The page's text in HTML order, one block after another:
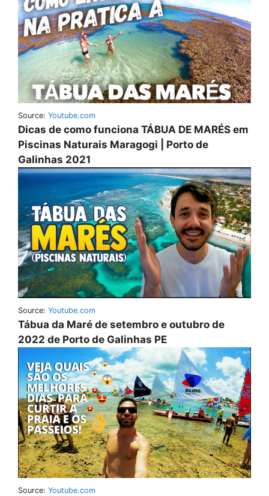
Source: Youtube.com
Dicas de como funciona TÁBUA DE MARÉS em
Piscinas Naturais Maragogi | Porto de
Galinhas 2021
Source: Youtube.com
Tábua da Maré de setembro e outubro de
2022 de Porto de Galinhas PE
Source: Youtube.com